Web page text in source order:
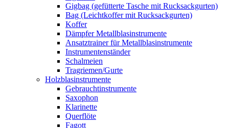
Gigbag (gefütterte Tasche mit Rucksackgurten)
Bag (Leichtkoffer mit Rucksackgurten)
Koffer
Dämpfer Metallblasinstrumente
Ansatztrainer für Metallblasinstrumente
Instrumentenständer
Schalmeien
Tragriemen/Gurte
Holzblasinstrumente
Gebrauchtinstrumente
Saxophon
Klarinette
Querflöte
Fagott